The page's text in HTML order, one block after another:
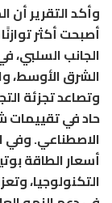
وأكد التقرير أن
أصبحت أكثر
الجانب السلبي،
الشرق الأوسط،
وتصاعد تجزئة
حاد في تقييمات
الاصطناعي.
أسعار الطاقة
التكنولوجيا،